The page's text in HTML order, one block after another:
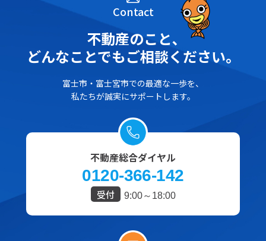
Contact
不動産のこと､
どんなことでもご相談ください。
富士市・富士宮市での最適な一歩を、
私たちが誠実にサポートします。
不動産総合ダイヤル
0120-366-142
受付 9:00～18:00